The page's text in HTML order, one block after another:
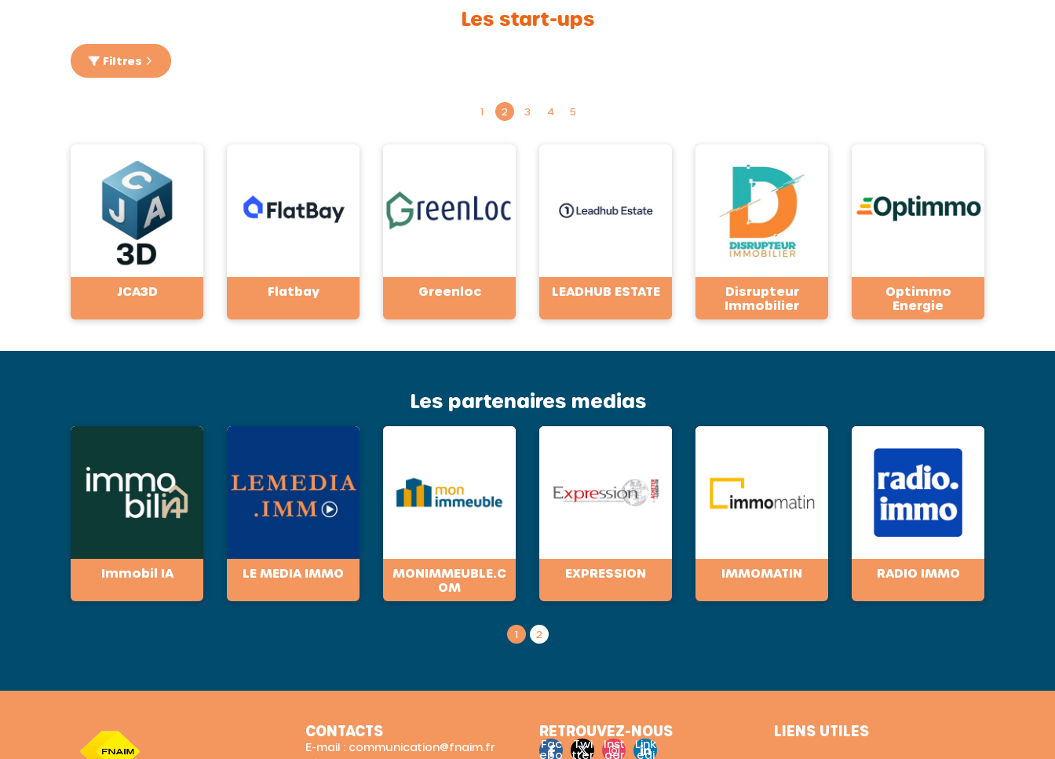
Les start-ups
Filtres
1 2 3 4 5
JCA3D Flatbay Greenloc LEADHUB ESTATE
Disrupteur
Immobilier
Optimmo
Energie
Les partenaires medias
Immobil IA LE MEDIA IMMO
MONIMMEUBLE.C
OM
EXPRESSION IMMOMATIN RADIO IMMO
1 2
CONTACTS
E-mail : communication@fnaim.fr
RETROUVEZ-NOUS
Fac
ebo
Twi
tter
Inst
agr
Link
edi
LIENS UTILES